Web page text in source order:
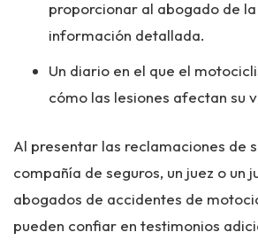
proporcionar al abogado de
información detallada.
Un diario en el que el
cómo las lesiones afectan su
Al presentar las reclamaciones de
compañía de seguros, un juez o un
abogados de accidentes de
pueden confiar en testimonios